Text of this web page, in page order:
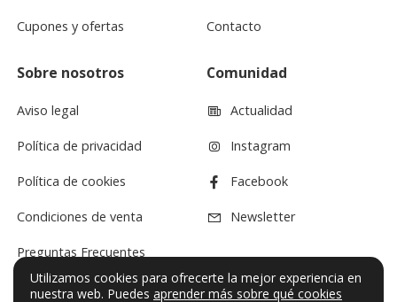
Cupones y ofertas Contacto
Sobre nosotros
Aviso legal
Política de privacidad
Política de cookies
Condiciones de venta
Preguntas Frecuentes
Comunidad
Actualidad
Instagram
Facebook
Newsletter
Utilizamos cookies para ofrecerte la mejor experiencia en
nuestra web. Puedes aprender más sobre qué cookies